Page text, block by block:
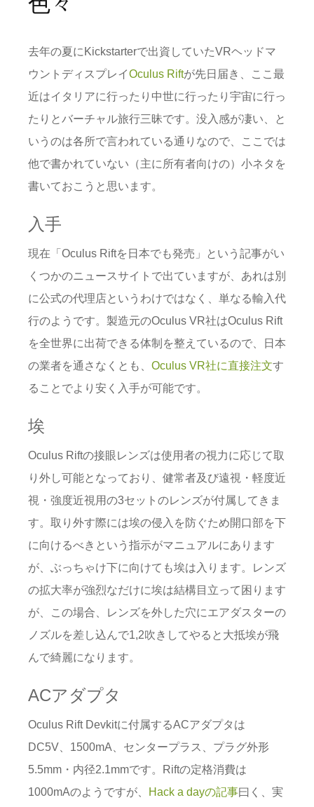
去年の夏にKickstarterで出資していたVRヘッドマ
ウントディスプレイOculus Riftが先日届き、ここ最
近はイタリアに行ったり中世に行ったり宇宙に行っ
たりとバーチャル旅行三昧です。没入感が凄い、と
いうのは各所で言われている通りなので、ここでは
他で書かれていない（主に所有者向けの）小ネタを
書いておこうと思います。
入手
現在「Oculus Riftを日本でも発売」という記事がい
くつかのニュースサイトで出ていますが、あれは別
に公式の代理店というわけではなく、単なる輸入代
行のようです。製造元のOculus VR社はOculus Rift
を全世界に出荷できる体制を整えているので、日本
の業者を通さなくとも、 Oculus VR社に直接注文す
ることでより安く入手が可能です。
埃
Oculus Riftの接眼レンズは使用者の視力に応じて取
り外し可能となっており、健常者及び遠視・軽度近
視・強度近視用の3セットのレンズが付属してきま
す。取り外す際には埃の侵入を防ぐため開口部を下
に向けるべきという指示がマニュアルにあります
が、ぶっちゃけ下に向けても埃は入ります。レンズ
の拡大率が強烈なだけに埃は結構目立って困ります
が、この場合、レンズを外した穴にエアダスターの
ノズルを差し込んで1,2吹きしてやると大抵埃が飛
んで綺麗になります。
ACアダプタ
Oculus Rift Devkitに付属するACアダプタは
DC5V、1500mA、センタープラス、プラグ外形
5.5mm・内径2.1mmです。Riftの定格消費は
1000mAのようですが、 Hack a dayの記事曰く、実